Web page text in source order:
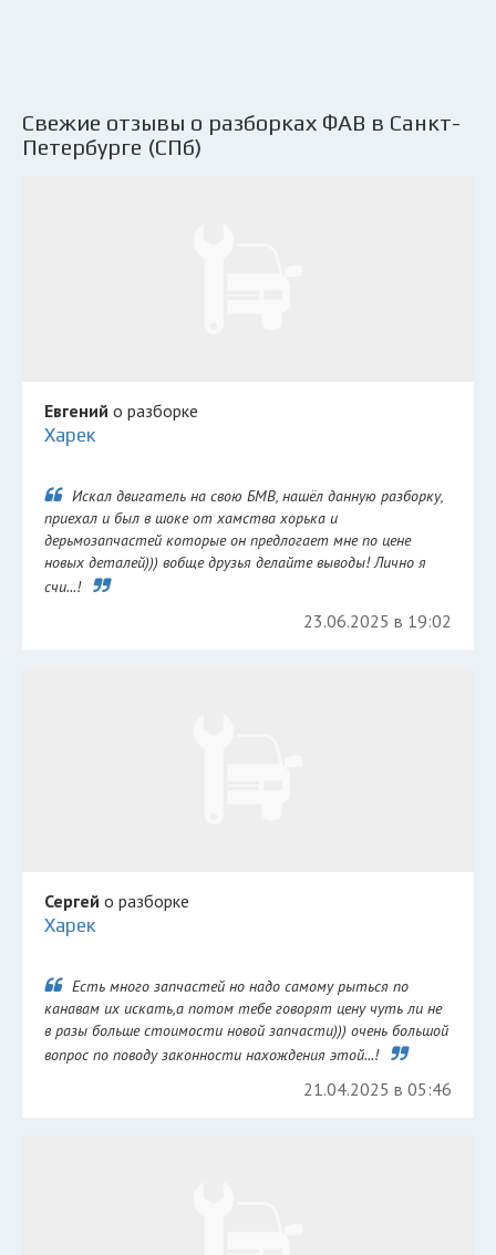
Свежие отзывы о разборках ФАВ в Санкт-
Петербурге (СПб)
Евгений о разборке
Харек
Искал двигатель на свою БМВ, нашёл данную разборку,
приехал и был в шоке от хамства хорька и
дерьмозапчастей которые он предлогает мне по цене
новых деталей))) вобще друзья делайте выводы! Лично я
счи...!
23.06.2025 в 19:02
Сергей о разборке
Харек
Есть много запчастей но надо самому рыться по
канавам их искать,а потом тебе говорят цену чуть ли не
в разы больше стоимости новой запчасти))) очень большой
вопрос по поводу законности нахождения этой...!
21.04.2025 в 05:46